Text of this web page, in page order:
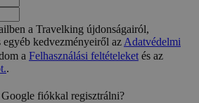
a Travelking újdonságairól,
kedvezményeiről azAdatvédelmi
a Felhasználási feltételeketés az
.
fiókkal regisztrálni?